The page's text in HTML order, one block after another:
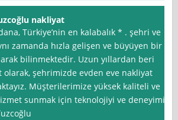
nakliyat
Türkiye’nin en kalabalık * . şehri ve
zamanda hızla gelişen ve büyüyen bir
bilinmektedir. Uzun yıllardan beri
olarak, şehrimizde evden eve nakliyat
Müşterilerimize yüksek kaliteli ve
sunmak için teknolojiyi ve deneyimi